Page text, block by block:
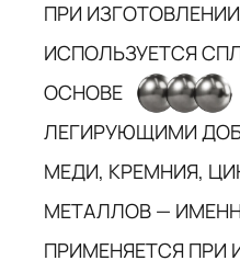
ПРИ
ИСПОЛЬЗУЕТСЯ
ОСНОВЕ
ЛЕГИРУЮЩИМИ
МЕДИ, КРЕМНИЯ,
МЕТАЛЛОВ —
ПРИМЕНЯЕТСЯ ПРИ